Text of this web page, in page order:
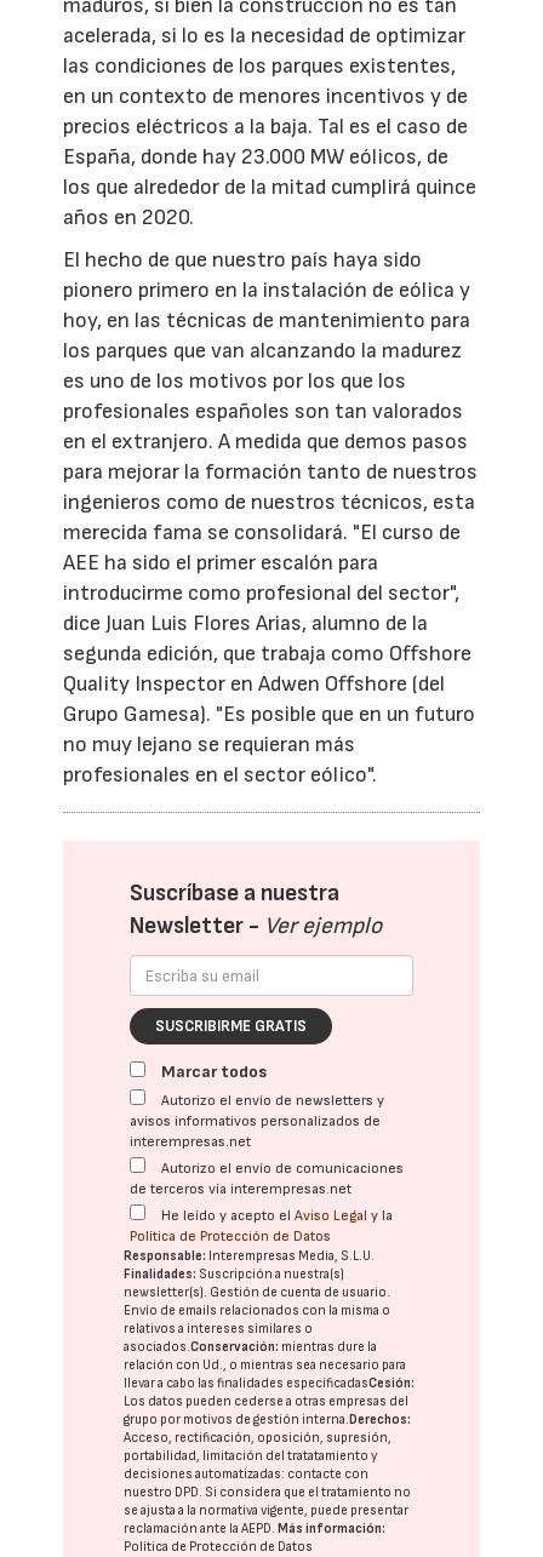
maduros, si bien la construcción no es tan
acelerada, si lo es la necesidad de optimizar
las condiciones de los parques existentes,
en un contexto de menores incentivos y de
precios eléctricos a la baja. Tal es el caso de
España, donde hay 23.000 MW eólicos, de
los que alrededor de la mitad cumplirá quince
años en 2020.
El hecho de que nuestro país haya sido
pionero primero en la instalación de eólica y
hoy, en las técnicas de mantenimiento para
los parques que van alcanzando la madurez
es uno de los motivos por los que los
profesionales españoles son tan valorados
en el extranjero. A medida que demos pasos
para mejorar la formación tanto de nuestros
ingenieros como de nuestros técnicos, esta
merecida fama se consolidará. "El curso de
AEE ha sido el primer escalón para
introducirme como profesional del sector",
dice Juan Luis Flores Arias, alumno de la
segunda edición, que trabaja como Offshore
Quality Inspector en Adwen Offshore (del
Grupo Gamesa). "Es posible que en un futuro
no muy lejano se requieran más
profesionales en el sector eólico".
Suscríbase a nuestra
Newsletter - Ver ejemplo
SUSCRIBIRME GRATIS
Marcar todos
Autorizo el envío de newsletters y
avisos informativos personalizados de
interempresas.net
Autorizo el envío de comunicaciones
de terceros vía interempresas.net
He leído y acepto elAviso Legal y la
Política de Protección de Datos
Responsable: Interempresas Media, S.L.U.
Finalidades: Suscripción a nuestra(s)
newsletter(s). Gestión de cuenta de usuario.
Envío de emails relacionados con la misma o
relativos a intereses similares o
asociados.Conservación: mientras dure la
relación con Ud., o mientras sea necesario para
llevar a cabo las finalidades especificadasCesión:
Los datos pueden cederse a otras empresas del
grupo por motivos de gestión interna. Derechos:
Acceso, rectificación, oposición, supresión,
portabilidad, limitación del tratatamiento y
decisiones automatizadas: contacte con
nuestro DPD. Si considera que el tratamiento no
se ajusta a la normativa vigente, puede presentar
reclamación ante laAEPD. Más información:
Política de Protección de Datos